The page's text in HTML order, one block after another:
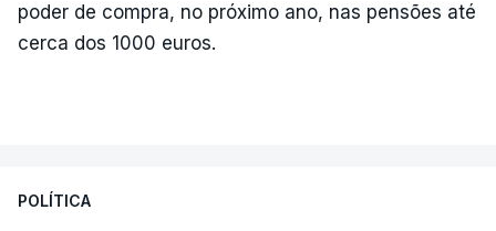
poder de compra, no próximo ano, nas pensões até
cerca dos 1000 euros.
POLÍTICA